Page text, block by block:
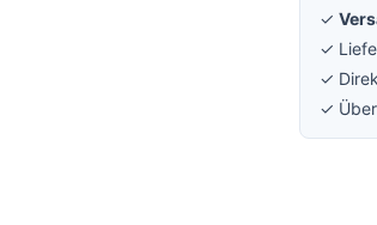
✓
✓
✓
✓